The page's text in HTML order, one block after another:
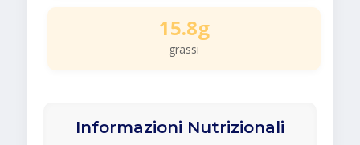
15.8g
grassi
Informazioni Nutrizionali